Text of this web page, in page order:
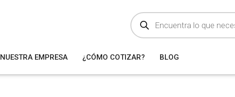
ú
q
a
d
NUESTRA EMPRESA ¿CÓMO COTIZAR? BLOG